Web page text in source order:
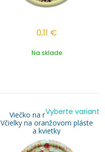
0,11 €
Na sklade
Viečko na med TO 82 -
Včielky na oranžovom pláste
a kvietky
Vyberte variant